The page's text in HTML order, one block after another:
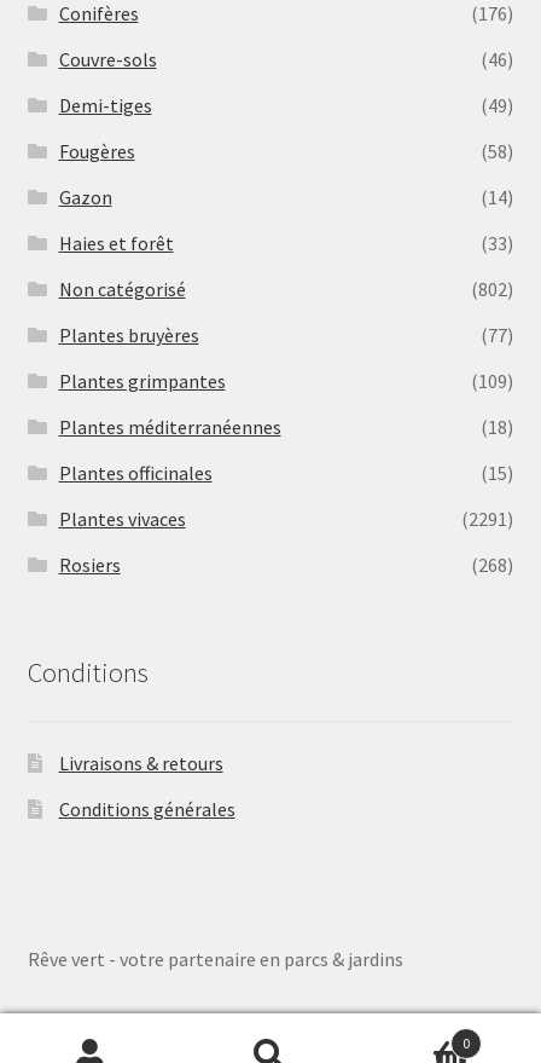
Conifères
(176)
Couvre-sols
(46)
Demi-tiges
(49)
Fougères
(58)
Gazon
(14)
Haies et forêt
(33)
Non catégorisé
(802)
Plantes bruyères
(77)
Plantes grimpantes
(109)
Plantes méditerranéennes
(18)
Plantes officinales
(15)
Plantes vivaces
(2291)
Rosiers
(268)
Conditions
Livraisons & retours
Conditions générales
Rêve vert - votre partenaire en parcs & jardins
0